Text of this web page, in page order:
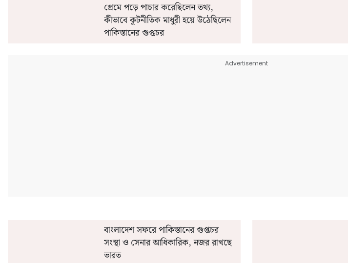
প্রেমে পড়ে পাচার করেছিলেন তথ্য,
কীভাবে কূটনীতিক মাধুরী হয়ে উঠেছিলেন
পাকিস্তানের গুপ্তচর
Advertisement
বাংলাদেশ সফরে পাকিস্তানের গুপ্তচর
সংস্থা ও সেনার আধিকারিক, নজর রাখছে
ভারত